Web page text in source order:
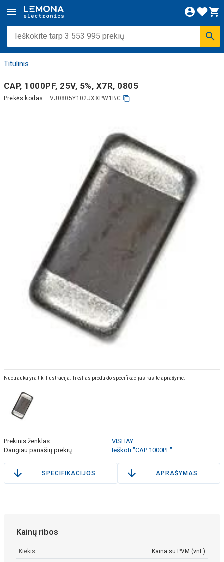
Titulinis
CAP, 1000PF, 25V, 5%, X7R, 0805
Prekės kodas: VJ0805Y102JXXPW1BC
Nuotrauka yra tik iliustracija. Tikslias produkto specifikacijas rasite aprašyme.
Prekinis ženklas
VISHAY
Daugiau panašių prekių
Ieškoti "CAP 1000PF"
SPECIFIKACIJOS APRAŠYMAS
Kainų ribos
Kiekis Kaina su PVM (vnt.)